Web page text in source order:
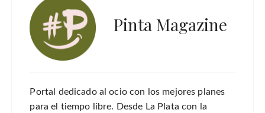
Pinta Magazine
Portal dedicado al ocio con los mejores planes
para el tiempo libre. Desde La Plata con la